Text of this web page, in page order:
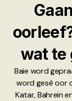
wat te
Baie word
word gesê oor
Katar, Bahrein